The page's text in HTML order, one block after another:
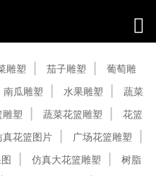
雕塑 茄子雕塑
葡萄雕
南瓜雕塑 水果雕塑
蔬菜
雕塑 蔬菜花篮雕塑
花篮
真花篮图片
广场花篮雕塑
仿真大花篮雕塑
树脂